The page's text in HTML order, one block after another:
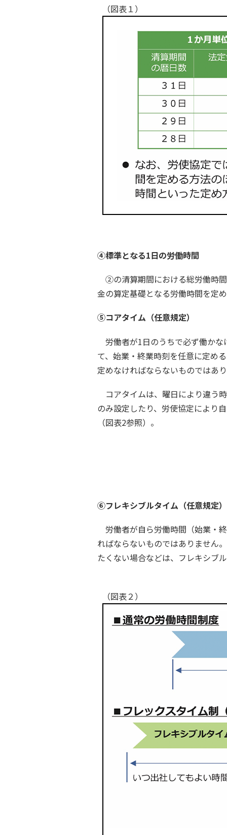
（図表１）
④標準となる1日の労働時間
②の清算期間における総労働時
金の算定基礎となる労働時間を定
⑤コアタイム（任意規定）
労働者が1日のうちで必ず働かな
て、始業・終業時刻を任意に定め
定めなければならないものではあ
コアタイムは、曜日により違う
のみ設定したり、労使協定により
（図表2参照）。
⑥フレキシブルタイム（任意規定）
労働者が自ら労働時間（始業・
ればならないものではありません
たくない場合などは、フレキシブ
（図表２）